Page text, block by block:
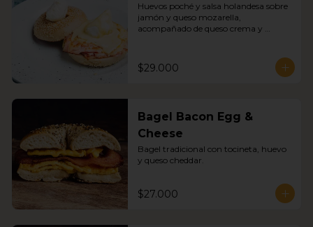
Huevos poché y salsa holandesa sobre
jamón y queso mozarella,
acompañado de queso crema y
$29.000
Bagel Bacon Egg &
Cheese
Bagel tradicional con tocineta, huevo
y queso cheddar.
$27.000